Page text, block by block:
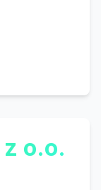
o.o.